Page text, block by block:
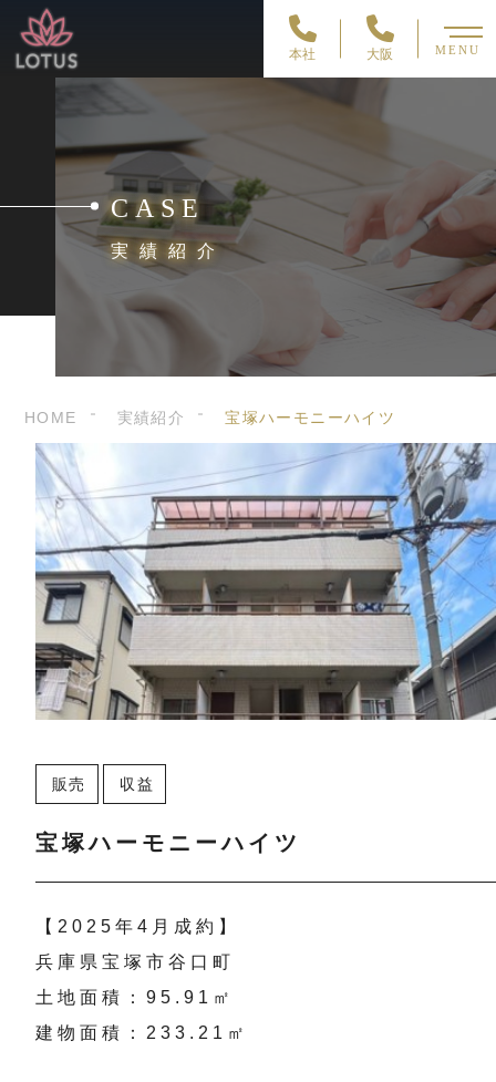
本社 大阪 MENU
CASE
実績紹介
HOME 実績紹介 宝塚ハーモニーハイツ
販売 収益
宝塚ハーモニーハイツ
【2025年4月成約】
兵庫県宝塚市谷口町
土地面積：95.91㎡
建物面積：233.21㎡